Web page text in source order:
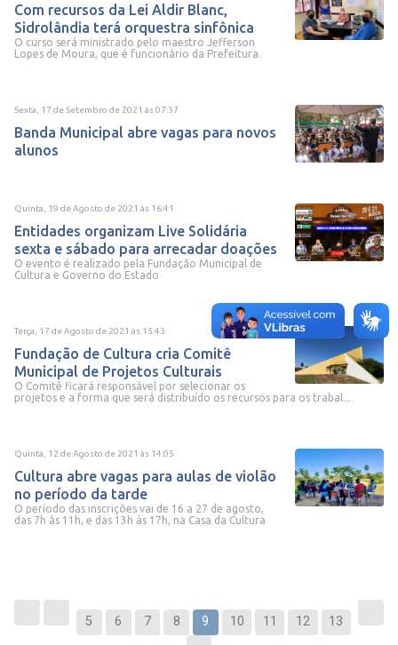
Com recursos da Lei Aldir Blanc,
Sidrolândia terá orquestra sinfônica
O curso será ministrado pelo maestro Jefferson
Lopes de Moura, que é funcionário da Prefeitura.
Sexta, 17 de Setembro de 2021 às07:37
Banda Municipal abre vagas para novos
alunos
Quinta, 19 de Agosto de 2021 às 16:41
Entidades organizam Live Solidária
sexta e sábado para arrecadar doações
O evento é realizado pela Fundação Municipal de
Cultura e Governo do Estado
Terça, 17 de Agosto de 2021 às 15:43
Fundação de Cultura cria Comitê
Municipal de Projetos Culturais
O Comitê ficará responsável por selecionar os
projetos e a forma que será distribuído os recursos para os trabal...
Quinta, 12 de Agosto de 2021 às 14:05
Cultura abre vagas para aulas de violão
no período da tarde
O período das inscrições vai de 16 a 27 de agosto,
das 7h às 11h, e das 13h às 17h, na Casa da Cultura
5 6 7 8 9 10 11 12 13